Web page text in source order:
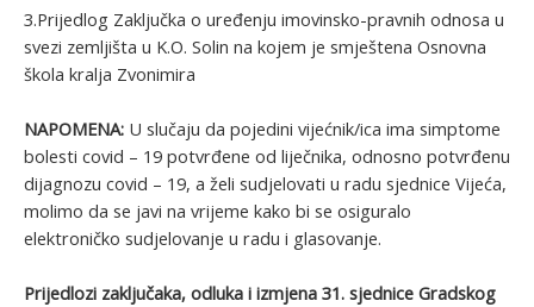
3.Prijedlog Zaključka o uređenju imovinsko-pravnih odnosa u
svezi zemljišta u K.O. Solin na kojem je smještena Osnovna
škola kralja Zvonimira
NAPOMENA: U slučaju da pojedini vijećnik/ica ima simptome
bolesti covid – 19 potvrđene od liječnika, odnosno potvrđenu
dijagnozu covid – 19, a želi sudjelovati u radu sjednice Vijeća,
molimo da se javi na vrijeme kako bi se osiguralo
elektroničko sudjelovanje u radu i glasovanje.
Prijedlozi zaključaka, odluka i izmjena 31. sjednice Gradskog